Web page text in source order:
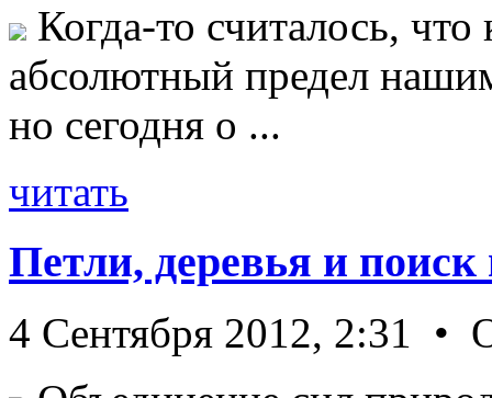
Когда-то считалось, что
абсолютный предел
но сегодня о ...
читать
Петли, деревья и
4 Сентября 2012, 2:31 •